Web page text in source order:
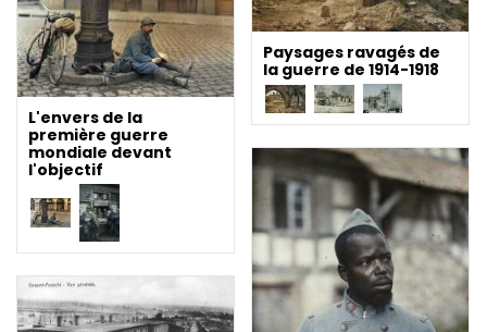
Paysages ravagés de
la guerre de 1914-1918
L'envers de la
première guerre
mondiale devant
l'objectif